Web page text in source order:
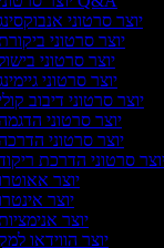
יוצר סרטוני
יוצר סרטוני
יוצר סרטוני
יוצר סרטוני
יוצר סרטוני דיבוב
יוצר סרטוני
יוצר סרטוני
יוצר סרטוני הדרכת
יוצר
יוצר
יוצר
יוצר הווידאו